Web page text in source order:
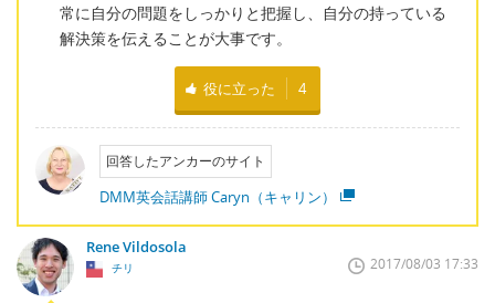
常に自分の問題をしっかりと把握し、自分の持っている
解決策を伝えることが大事です。
役に立った 4
回答したアンカーのサイト
DMM英会話講師 Caryn（キャリン）
Rene Vildosola
チリ 2017/08/03 17:33